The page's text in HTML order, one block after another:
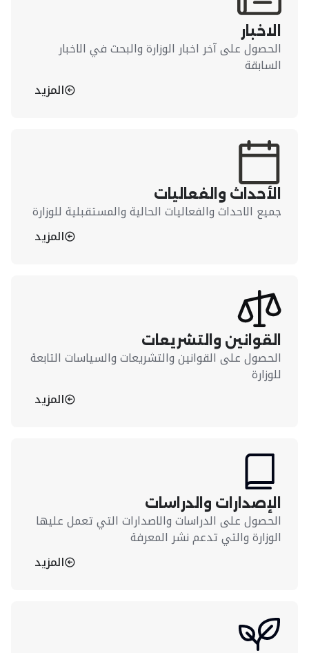
الاخبار
الحصول على آخر اخبار الوزارة والبحث في الاخبار
السابقة
المزيد
الأحداث والفعاليات
جميع الاحداث والفعاليات الحالية والمستقبلية للوزارة
المزيد
القوانين والتشريعات
الحصول على القوانين والتشريعات والسياسات التابعة
للوزارة
المزيد
الإصدارات والدراسات
الحصول على الدراسات والاصدارات التي تعمل عليها
الوزارة والتي تدعم نشر المعرفة
المزيد